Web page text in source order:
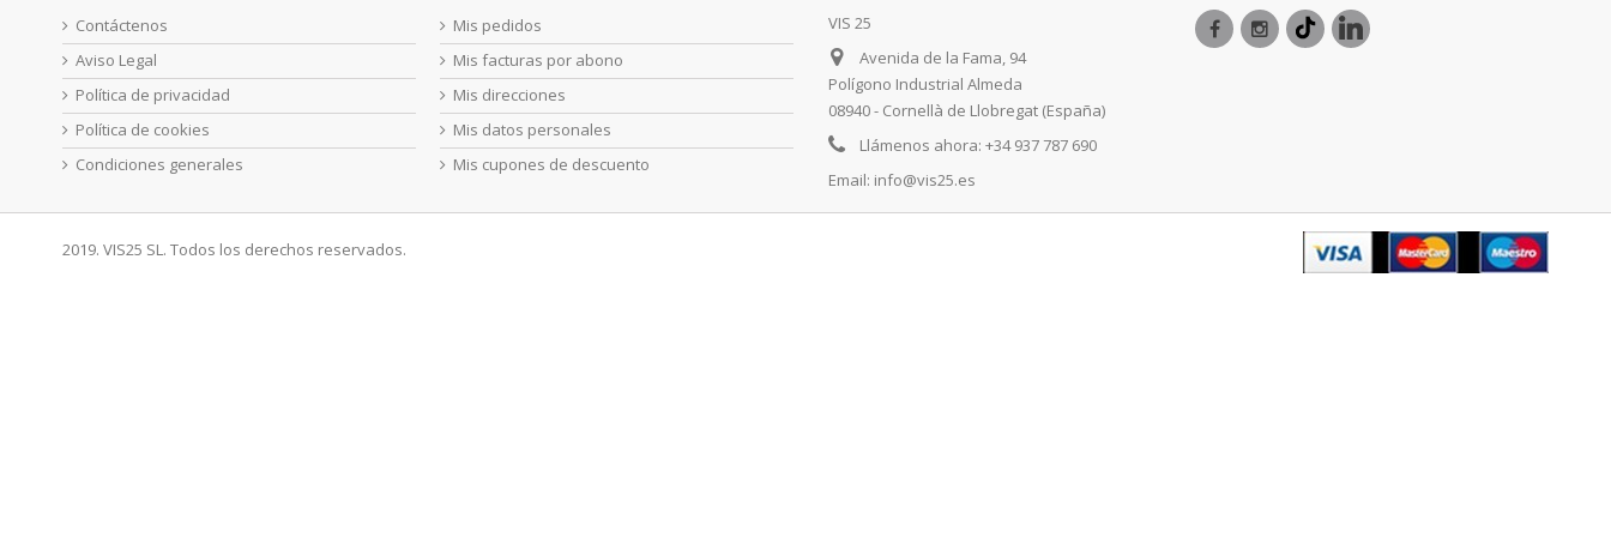
Contáctenos
Aviso Legal
Política de privacidad
Política de cookies
Condiciones generales
Mis pedidos
Mis facturas por abono
Mis direcciones
Mis datos personales
Mis cupones de descuento
VIS 25
Avenida de la Fama, 94
Polígono Industrial Almeda
08940 - Cornellà de Llobregat (España)
Llámenos ahora: +34 937 787 690
Email: info@vis25.es
2019. VIS25 SL. Todos los derechos reservados.